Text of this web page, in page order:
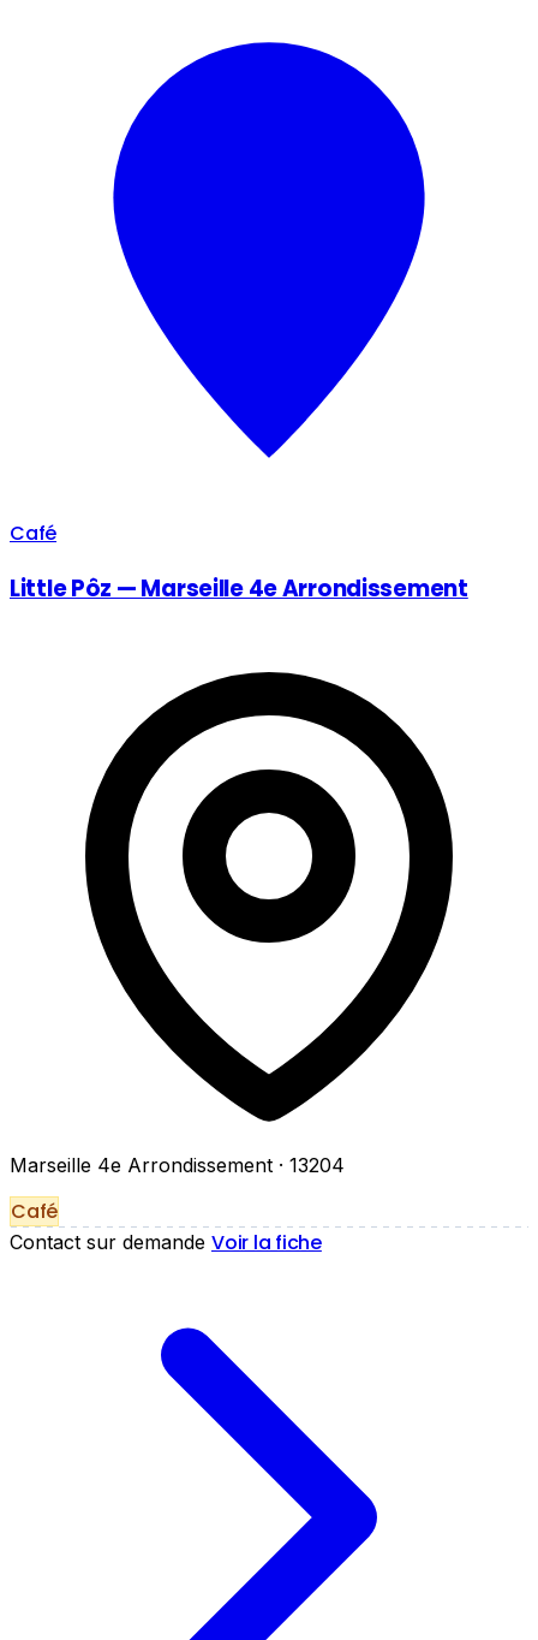
Café
Little Pôz — Marseille 4e Arrondissement
Marseille 4e Arrondissement · 13204
Café
Contact sur demande Voir la fiche